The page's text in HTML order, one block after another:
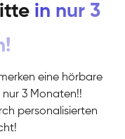
in nur 3
eine hörbare
nur 3 Monaten!!
personalisierten